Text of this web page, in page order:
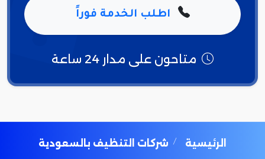
اطلب الخدمة فوراً
متاحون على مدار 24 ساعة
الرئيسية شركات التنظيف بالسعودية